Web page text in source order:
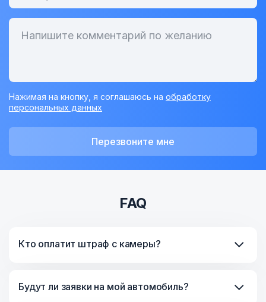
Нажимая на кнопку, я соглашаюсь на обработку
персональных данных
Перезвоните мне
FAQ
Кто оплатит штраф с камеры?
Будут ли заявки на мой автомобиль?